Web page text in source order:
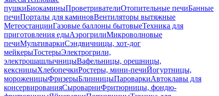
пушкиБиокаминыПроветривателиОтопительные печиБанные
печиПорталы для каминовВентиляторы вытяжные
МетеостанцииГазовые баллоны бытовыеТехника для
приготовления едыАэрогрилиМикроволновые
печиМультиваркиСэндвичницы, хот-дог
мейкерыТостерыЭлектрогрили,
электрошашлычницыВафельницы, орешницы,
кексницыХлебопечкиРостеры, мини-печиЙогуртницы,
мороженицыФризерыБлинницыПароваркиАвтоклавы для
консервированияСыроварниФритюрницы, фондю-